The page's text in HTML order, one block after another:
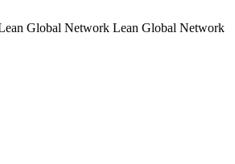
Lean Global Network